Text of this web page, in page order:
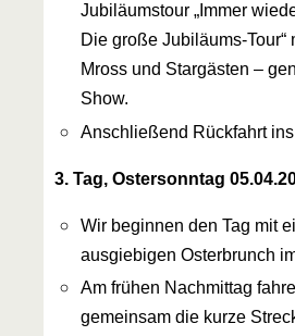
Jubiläumstour „Immer
Die große Jubiläums-Tour“
Mross und Stargästen –
Show.
Anschließend Rückfahrt
3. Tag, Ostersonntag
Wir beginnen den Tag mit
ausgiebigen Osterbrunch
Am frühen Nachmittag
gemeinsam die kurze